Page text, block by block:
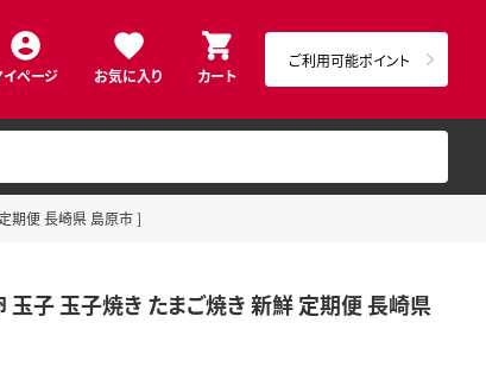
イページ お気に入り カート
ご利用可能ポイント
期便 長崎県 島原市 ]
玉子 玉子焼き たまご焼き 新鮮 定期便 長崎県